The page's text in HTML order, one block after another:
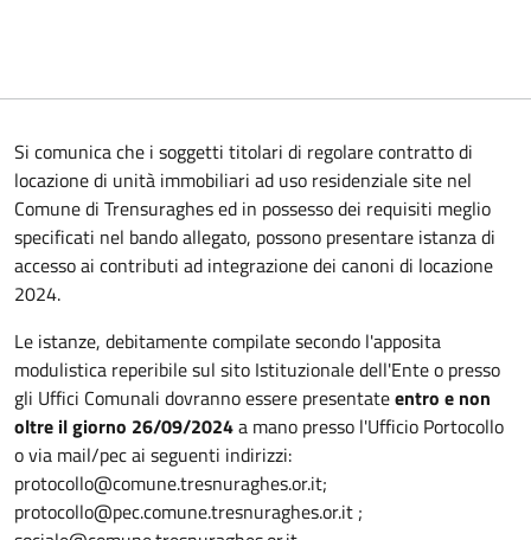
Si comunica che i soggetti titolari di regolare contratto di
locazione di unità immobiliari ad uso residenziale site nel
Comune di Trensuraghes ed in possesso dei requisiti meglio
specificati nel bando allegato, possono presentare istanza di
accesso ai contributi ad integrazione dei canoni di locazione
2024.
Le istanze, debitamente compilate secondo l'apposita
modulistica reperibile sul sito Istituzionale dell'Ente o presso
gli Uffici Comunali dovranno essere presentateentro e non
oltre il giorno 26/09/2024a mano presso l'Ufficio Portocollo
o via mail/pec ai seguenti indirizzi:
protocollo@comune.tresnuraghes.or.it;
protocollo@pec.comune.tresnuraghes.or.it ;